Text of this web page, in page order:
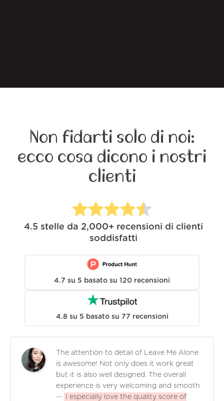
Non fidarti solo di noi:
ecco cosa dicono i nostri
clienti
4.5 stelle da 2,000+ recensioni di clienti
soddisfatti
4.7 su 5 basato su 120 recensioni
4.8 su 5 basato su 77 recensioni
The attention to detail of Leave Me Alone
is awesome! Not only does it work great
but it is also well designed. The overall
experience is very welcoming and smooth
--
I especially love the quality score of